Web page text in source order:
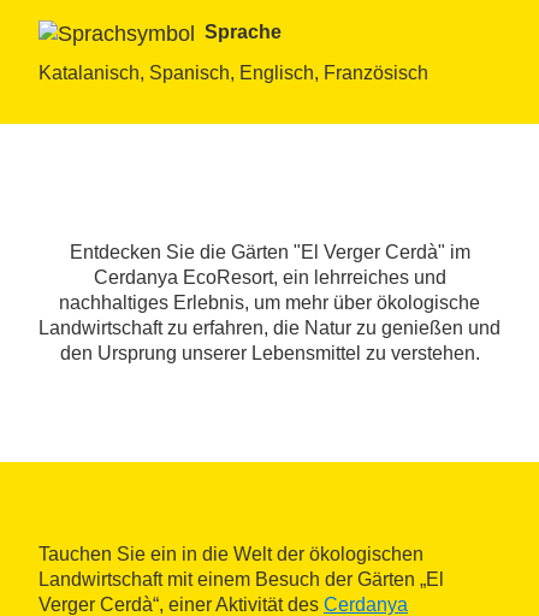
Sprache
Katalanisch, Spanisch, Englisch, Französisch
Entdecken Sie die Gärten "El Verger Cerdà" im
Cerdanya EcoResort, ein lehrreiches und
nachhaltiges Erlebnis, um mehr über ökologische
Landwirtschaft zu erfahren, die Natur zu genießen und
den Ursprung unserer Lebensmittel zu verstehen.
Tauchen Sie ein in die Welt der ökologischen
Landwirtschaft mit einem Besuch der Gärten „El
Verger Cerdà“, einer Aktivität des Cerdanya